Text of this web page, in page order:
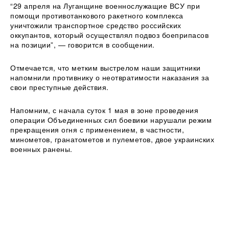
“29 апреля на Луганщине военнослужащие ВСУ при
помощи противотанкового ракетного комплекса
уничтожили транспортное средство российских
оккупантов, который осуществлял подвоз боеприпасов
на позиции”, — говорится в сообщении.
Отмечается, что метким выстрелом наши защитники
напомнили противнику о неотвратимости наказания за
свои преступные действия.
Напомним, с начала суток 1 мая в зоне проведения
операции Объединенных сил боевики нарушали режим
прекращения огня с применением, в частности,
минометов, гранатометов и пулеметов, двое украинских
военных ранены.